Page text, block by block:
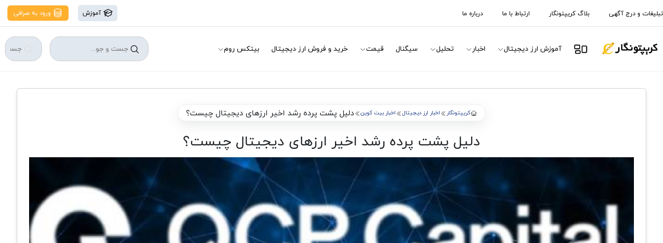
تبلیغات و درج آگهی بلاگ کریپتونگار ارتباط با ما درباره ما آموزش ورود به صرافی
آموزش ارز دیجیتال اخبار تحلیل سیگنال قیمت خرید و فروش ارز دیجیتال بیتکس روم
کریپتونگار اخبار ارز دیجیتال اخبار بیت کوین دلیل پشت پرده رشد اخیر ارزهای دیجیتال چیست؟
دلیل پشت پرده رشد اخیر ارزهای دیجیتال چیست؟